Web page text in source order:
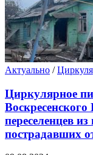
Актуально /
Циркулярное
переселенцев
пострадавших